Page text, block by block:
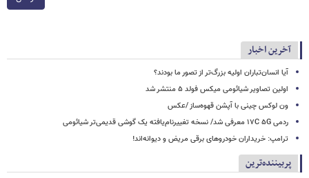
آخرین اخبار
آیا انسان‌تباران اولیه بزرگ‌تر از تصور ما بودند؟
اولین تصاویر شیائومی میکس فولد ۵ منتشر شد
ون لوکس چینی با آپشن قهوه‌ساز /عکس
ردمی ۱۷C ۵G معرفی شد/ نسخه تغییرنام‌یافته یک گوشی قدیمی‌تر شیائومی
ترامپ: خریداران خودروهای برقی مریض و دیوانه‌اند!
پربیننده‌ترین